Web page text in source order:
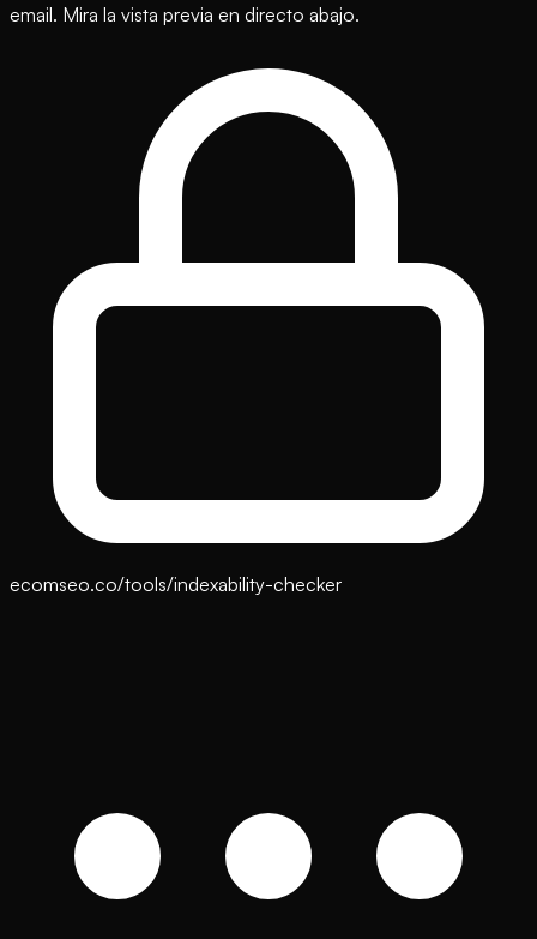
email. Mira la vista previa en directo abajo.
ecomseo.co/tools/indexability-checker